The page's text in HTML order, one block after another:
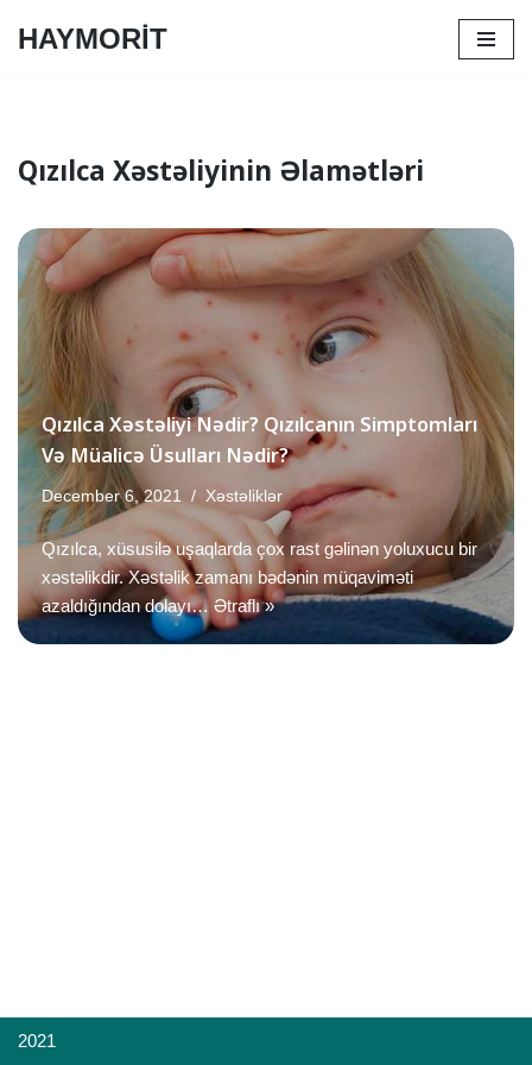
HAYMORİT
Qızılca Xəstəliyinin Əlamətləri
Qızılca Xəstəliyi Nədir? Qızılcanın Simptomları
Və Müalicə Üsulları Nədir?
December 6, 2021 Xəstəliklər
Qızılca, xüsusilə uşaqlarda çox rast gəlinən yoluxucu bir
xəstəlikdir. Xəstəlik zamanı bədənin müqaviməti
azaldığından dolayı… Ətraflı »
2021